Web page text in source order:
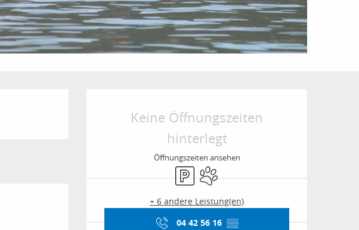
Öffnungszeiten &
Keine Öffnungszeiten
hinterlegt
Öffnungszeiten ansehen
ParkplatzTiere erlaubt
+ 6 andere Leistung(en)
04 42 56 16 ▒▒